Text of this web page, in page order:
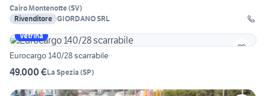
Cairo Montenotte(SV)
Rivenditore GIORDANO SRL
Vetrina
Eurocargo 140/28 scarrabile
49.000 €La Spezia (SP)